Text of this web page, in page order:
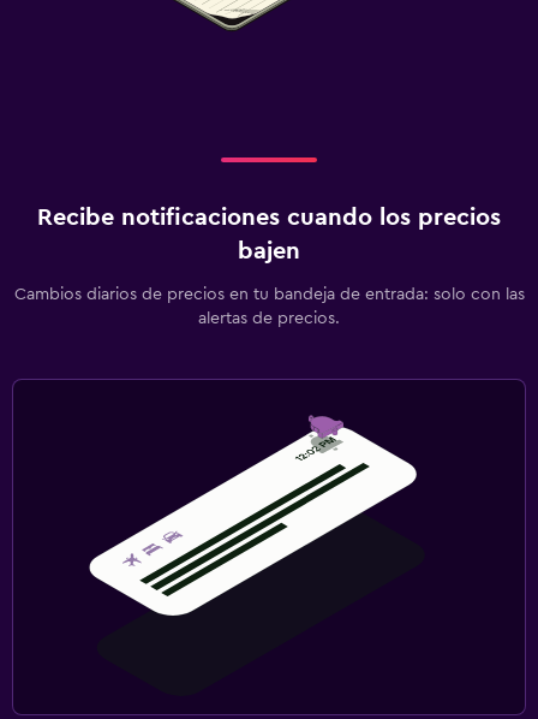
Recibe notificaciones cuando los precios
bajen
Cambios diarios de precios en tu bandeja de entrada: solo con las
alertas de precios.